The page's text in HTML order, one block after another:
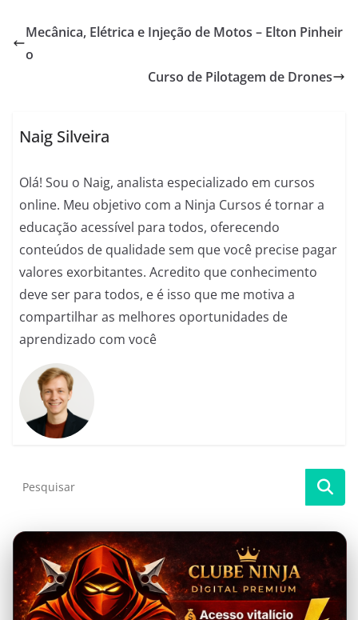
c
e
o
k
at
s
p
e
e
gr
a
ai
l
d
di
t
ar
e
Mecânica, Elétrica e Injeção de Motos – Elton Pinheir
o
Curso de Pilotagem de Drones
Naig Silveira
Olá! Sou o Naig, analista especializado em cursos
online. Meu objetivo com a Ninja Cursos é tornar a
educação acessível para todos, oferecendo
conteúdos de qualidade sem que você precise pagar
valores exorbitantes. Acredito que conhecimento
deve ser para todos, e é isso que me motiva a
compartilhar as melhores oportunidades de
aprendizado com você